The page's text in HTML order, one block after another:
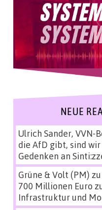
NEUE
Ulrich Sander, VVN-
die AfD gibt, sind wir
Gedenken an
Grüne & Volt (PM) zu
700 Millionen Euro
Infrastruktur und